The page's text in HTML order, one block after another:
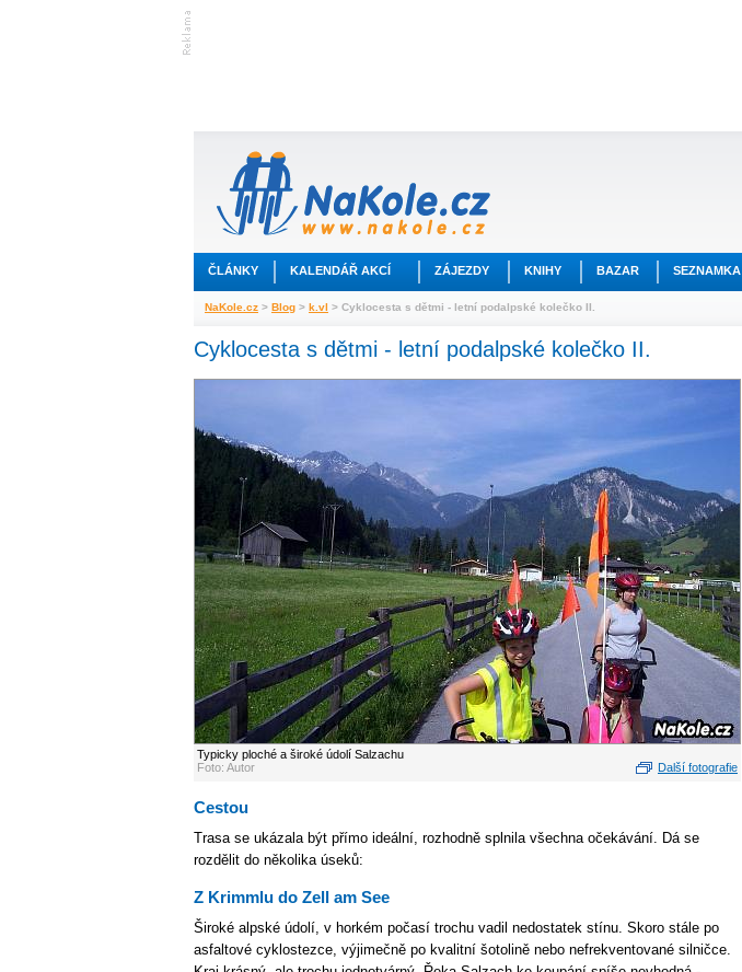
ČLÁNKY KALENDÁŘ AKCÍ ZÁJEZDY KNIHY BAZAR SEZNAMKA
NaKole.cz > Blog > k.vl > Cyklocesta s dětmi - letní podalpské kolečko II.
Cyklocesta s dětmi - letní podalpské kolečko II.
Typicky ploché a široké údolí Salzachu
Foto: Autor
Další fotografie
Cestou
Trasa se ukázala být přímo ideální, rozhodně splnila všechna očekávání. Dá se
rozdělit do několika úseků:
Z Krimmlu do Zell am See
Široké alpské údolí, v horkém počasí trochu vadil nedostatek stínu. Skoro stále po
asfaltové cyklostezce, výjimečně po kvalitní šotolině nebo nefrekventované silničce.